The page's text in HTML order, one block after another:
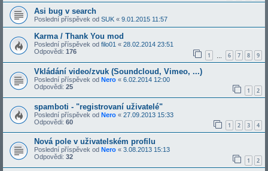
Asi bug v search
Poslední příspěvek od SUK « 9.01.2015 11:57
Karma / Thank You mod
Poslední příspěvek od filo01 « 28.02.2014 23:51
Odpovědi: 176 1 6 7 8 9
Vkládání video/zvuk (Soundcloud, Vimeo, ...)
Poslední příspěvek od Nero « 6.02.2014 12:00
Odpovědi: 25 1 2
spamboti - "registrovaní uživatelé"
Poslední příspěvek od Nero « 27.09.2013 15:33
Odpovědi: 60 1 2 3 4
Nová pole v uživatelském profilu
Poslední příspěvek od Nero « 3.08.2013 15:13
Odpovědi: 32 1 2